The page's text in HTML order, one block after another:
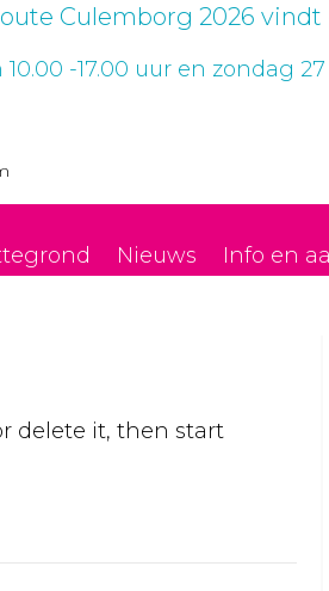
Culemborg 2026 vindt
-17.00 uur en zondag
Nieuws Info en
delete it, then start